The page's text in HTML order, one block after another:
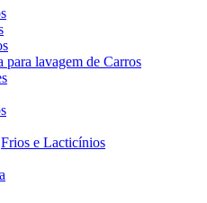
para lavagem de Carros
e Lacticínios